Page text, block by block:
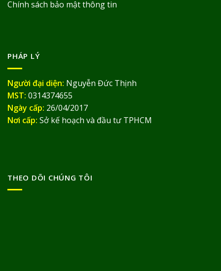
Chính sách bảo mật thông tin
PHÁP LÝ
Người đại diện: Nguyễn Đức Thịnh
MST: 0314374655
Ngày cấp: 26/04/2017
Nơi cấp: Sở kế hoạch và đầu tư TPHCM
THEO DÕI CHÚNG TÔI